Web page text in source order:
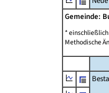
Gemeinde:
*
Methodische